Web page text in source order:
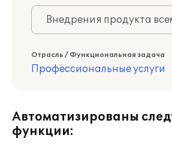
Внедрения продукта
Отрасль / Функциональная задача
Профессиональные услуги
Автоматизированы
функции: